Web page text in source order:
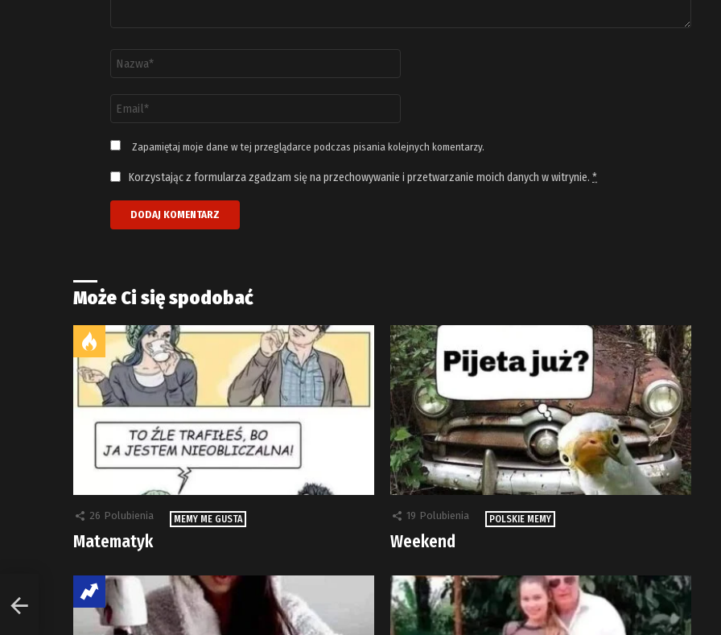
email
*
Zapamiętaj moje dane w tej przeglądarce podczas pisania kolejnych komentarzy.
Korzystając z formularza zgadzam się na przechowywanie i przetwarzanie moich danych w witrynie. *
Może Ci się spodobać
26 Polubienia MEMY ME GUSTA
Matematyk
19 Polubienia POLSKIE MEMY
Weekend